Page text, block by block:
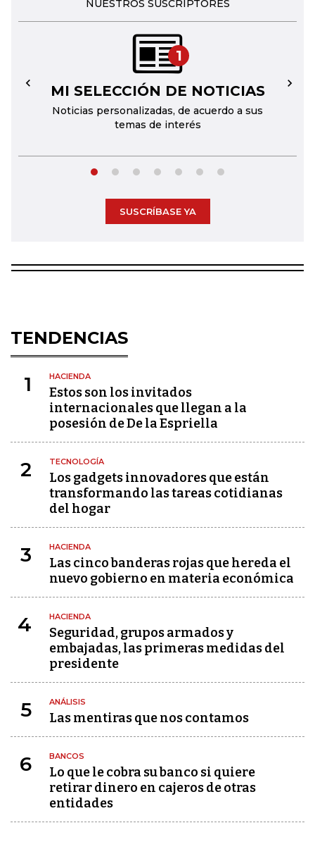
NUESTROS SUSCRIPTORES
1
MI SELECCIÓN DE NOTICIAS
Noticias personalizadas, de acuerdo a sus
temas de interés
← →
SUSCRÍBASE YA
TENDENCIAS
1 HACIENDA
Estos son los invitados
internacionales que llegan a la
posesión de De la Espriella
2 TECNOLOGÍA
Los gadgets innovadores que están
transformando las tareas cotidianas
del hogar
3 HACIENDA
Las cinco banderas rojas que hereda el
nuevo gobierno en materia económica
4 HACIENDA
Seguridad, grupos armados y
embajadas, las primeras medidas del
presidente
5 ANÁLISIS
Las mentiras que nos contamos
6 BANCOS
Lo que le cobra su banco si quiere
retirar dinero en cajeros de otras
entidades